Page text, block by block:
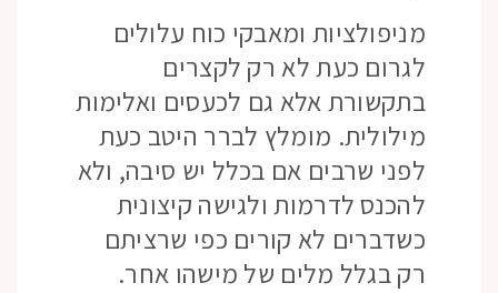
מניפולציות ומאבקי כוח עלולים
לגרום כעת לא רק לקצרים
בתקשורת אלא גם לכעסים ואלימות
מילולית. מומלץ לברר היטב כעת
לפני שרבים אם בכלל יש סיבה, ולא
להכנס לדרמות ולגישה קיצונית
כשדברים לא קורים כפי שרציתם
רק בגלל מלים של מישהו אחר.